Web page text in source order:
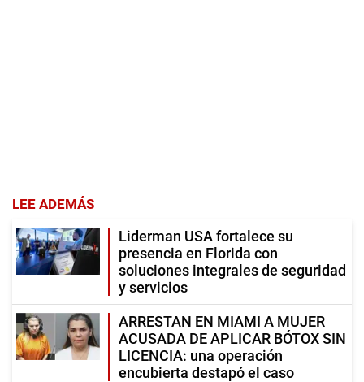
LEE ADEMÁS
Liderman USA fortalece su
presencia en Florida con
soluciones integrales de seguridad
y servicios
ARRESTAN EN MIAMI A MUJER
ACUSADA DE APLICAR BÓTOX SIN
LICENCIA: una operación
encubierta destapó el caso